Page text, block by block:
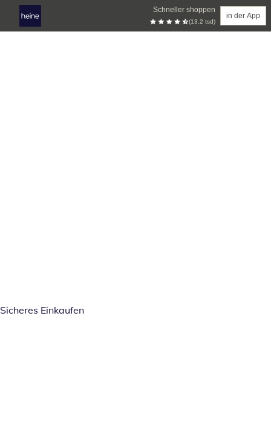
Schneller shoppen
(13.2 tsd)
in der App
Sicheres Einkaufen